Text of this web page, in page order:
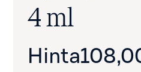
4 ml
Hinta